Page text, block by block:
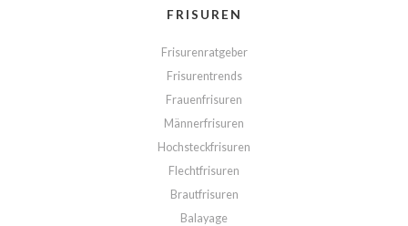
FRISUREN
Frisurenratgeber
Frisurentrends
Frauenfrisuren
Männerfrisuren
Hochsteckfrisuren
Flechtfrisuren
Brautfrisuren
Balayage